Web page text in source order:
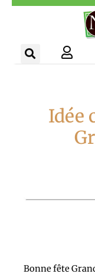
Aller
Idée
Bonne fête
Panneau de gestion